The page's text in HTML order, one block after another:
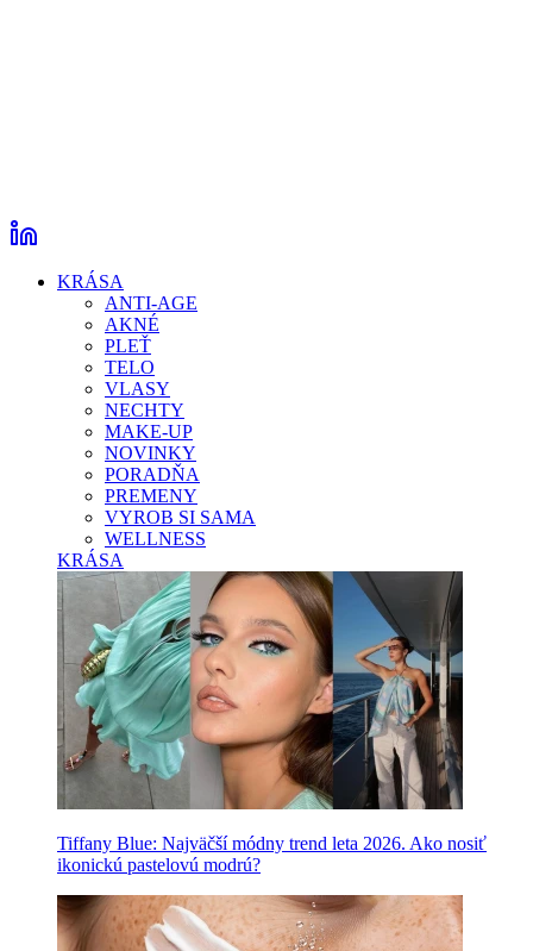
KRÁSA
ANTI-AGE
AKNÉ
PLEŤ
TELO
VLASY
NECHTY
MAKE-UP
NOVINKY
PORADŇA
PREMENY
VYROB SI SAMA
WELLNESS
KRÁSA
Tiffany Blue: Najväčší módny trend leta 2026. Ako nosiť
ikonickú pastelovú modrú?